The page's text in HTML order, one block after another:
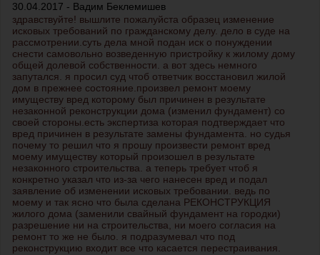
30.04.2017 - Вадим Беклемишев
здравствуйте! вышлите пожалуйста образец изменение
исковых требований по гражданскому делу. дело в суде на
рассмотрении.суть дела мной подан иск о понуждении
снести самовольно возведенную пристройку к жилому дому
общей долевой собственности. а вот здесь немного
запутался. я просил суд чтоб ответчик восстановил жилой
дом в прежнее состояние.произвел ремонт моему
имуществу вред которому был причинен в результате
незаконной реконструкции дома (изменил фундамент) со
своей стороны.есть экспертиза которая подтверждает что
вред причинен в результате замены фундамента. но судья
почему то решил что я прошу произвести ремонт вред
моему имуществу который произошел в результате
незаконного строительства. а теперь требует чтоб я
конкретно указал что из-за чего нанесен вред и подал
заявление об изменении исковых требовании. ведь по
моему и так ясно что была сделана РЕКОНСТРУКЦИЯ
жилого дома (заменили свайный фундамент на городки)
разрешение ни на строительства, ни моего согласия на
ремонт то же не было. я подразумевал что под
реконструкцию входит все что касается перестраивания.